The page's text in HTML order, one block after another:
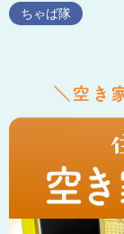
ちゃば隊